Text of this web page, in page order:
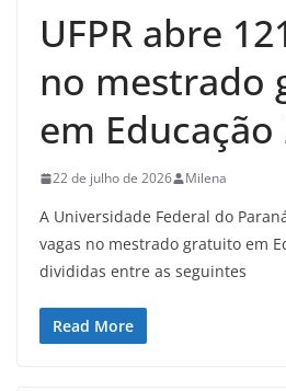
UFPR abre
no mestrado
em Educação
22 de julho de 2026 Milena
A Universidade Federal do
vagas no mestrado gratuito em
divididas entre as seguintes
Read More